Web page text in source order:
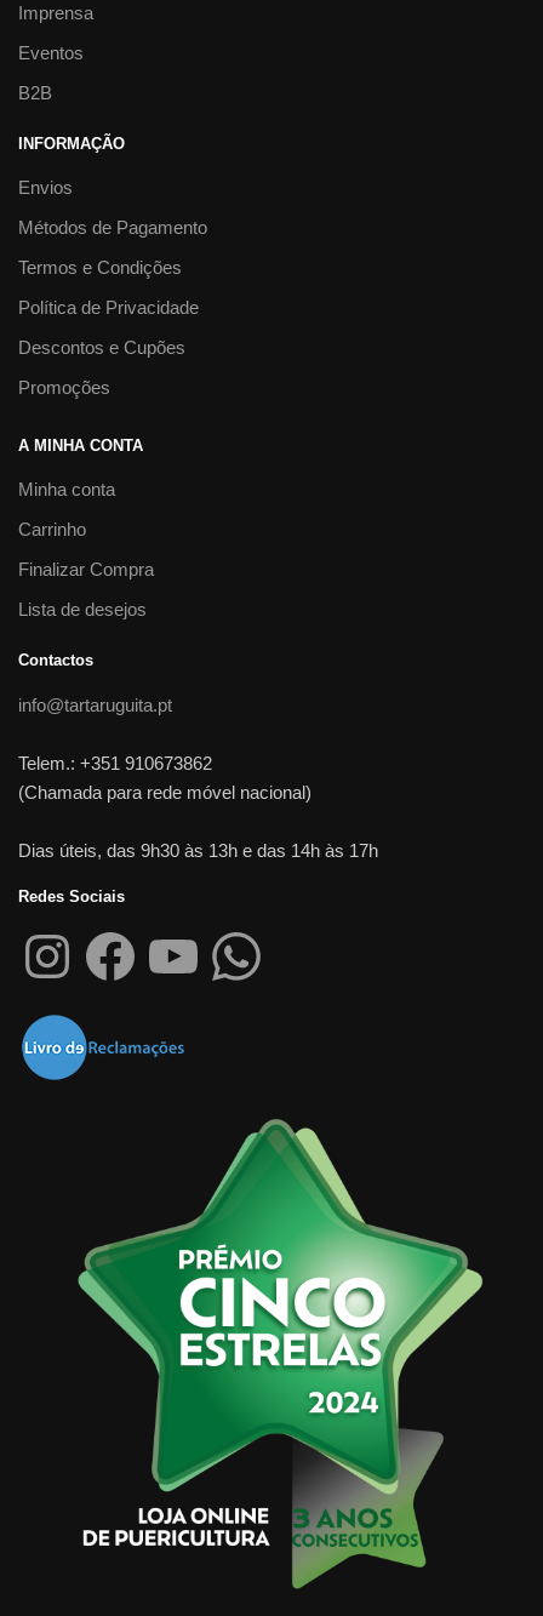
Imprensa
Eventos
B2B
INFORMAÇÃO
Envios
Métodos de Pagamento
Termos e Condições
Política de Privacidade
Descontos e Cupões
Promoções
A MINHA CONTA
Minha conta
Carrinho
Finalizar Compra
Lista de desejos
Contactos
info@tartaruguita.pt
Telem.: +351 910673862
(Chamada para rede móvel nacional)
Dias úteis, das 9h30 às 13h e das 14h às 17h
Redes Sociais